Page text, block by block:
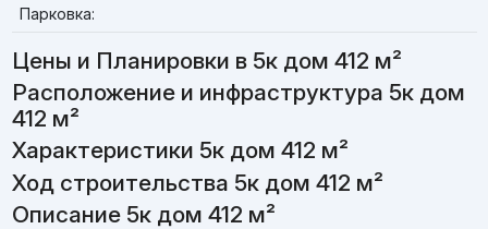
Парковка:
Цены и Планировки в 5к дом 412 м²
Расположение и инфраструктура 5к дом
412 м²
Характеристики 5к дом 412 м²
Ход строительства 5к дом 412 м²
Описание 5к дом 412 м²